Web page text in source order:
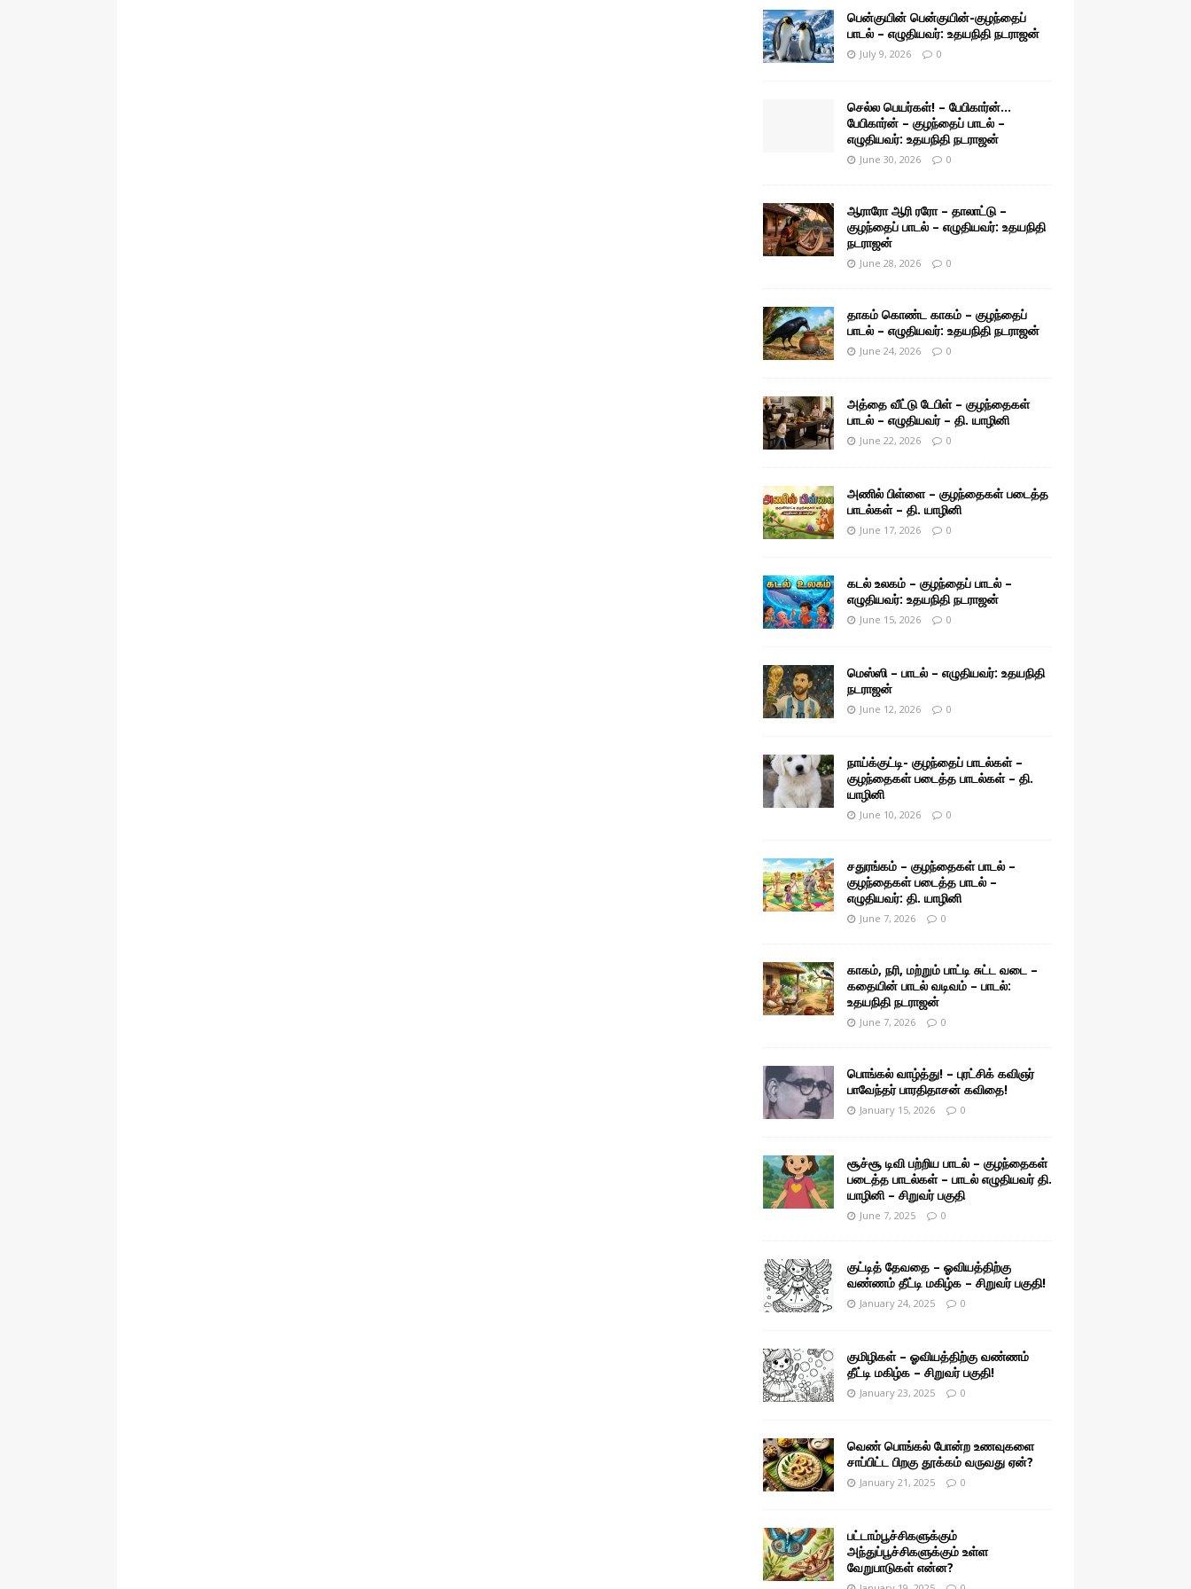
பென்குயின் பென்குயின்-குழந்தைப்
பாடல் – எழுதியவர்: உதயநிதி நடராஜன்
July 9, 2026 0
செல்ல பெயர்கள்! – பேபிகார்ன்…
பேபிகார்ன் – குழந்தைப் பாடல் –
எழுதியவர்: உதயநிதி நடராஜன்
June 30, 2026 0
ஆராரோ ஆரி ரரோ – தாலாட்டு –
குழந்தைப் பாடல் – எழுதியவர்: உதயநிதி
நடராஜன்
June 28, 2026 0
தாகம் கொண்ட காகம் – குழந்தைப்
பாடல் – எழுதியவர்: உதயநிதி நடராஜன்
June 24, 2026 0
அத்தை வீட்டு டேபிள் – குழந்தைகள்
பாடல் – எழுதியவர் – தி. யாழினி
June 22, 2026 0
அணில் பிள்ளை – குழந்தைகள் படைத்த
பாடல்கள் – தி. யாழினி
June 17, 2026 0
கடல் உலகம் – குழந்தைப் பாடல் –
எழுதியவர்: உதயநிதி நடராஜன்
June 15, 2026 0
மெஸ்ஸி – பாடல் – எழுதியவர்: உதயநிதி
நடராஜன்
June 12, 2026 0
நாய்க்குட்டி- குழந்தைப் பாடல்கள் –
குழந்தைகள் படைத்த பாடல்கள் – தி.
யாழினி
June 10, 2026 0
சதுரங்கம் – குழந்தைகள் பாடல் –
குழந்தைகள் படைத்த பாடல் –
எழுதியவர்: தி. யாழினி
June 7, 2026 0
காகம், நரி, மற்றும் பாட்டி சுட்ட வடை –
கதையின் பாடல் வடிவம் – பாடல்:
உதயநிதி நடராஜன்
June 7, 2026 0
பொங்கல் வாழ்த்து! – புரட்சிக் கவிஞர்
பாவேந்தர் பாரதிதாசன் கவிதை!
January 15, 2026 0
சூச்சூ டிவி பற்றிய பாடல் – குழந்தைகள்
படைத்த பாடல்கள் – பாடல் எழுதியவர் தி.
யாழினி – சிறுவர் பகுதி
June 7, 2025 0
குட்டித் தேவதை – ஓவியத்திற்கு
வண்ணம் தீட்டி மகிழ்க – சிறுவர் பகுதி!
January 24, 2025 0
குமிழிகள் – ஓவியத்திற்கு வண்ணம்
தீட்டி மகிழ்க – சிறுவர் பகுதி!
January 23, 2025 0
வெண் பொங்கல் போன்ற உணவுகளை
சாப்பிட்ட பிறகு தூக்கம் வருவது ஏன்?
January 21, 2025 0
பட்டாம்பூச்சிகளுக்கும்
அந்துப்பூச்சிகளுக்கும் உள்ள
வேறுபாடுகள் என்ன?